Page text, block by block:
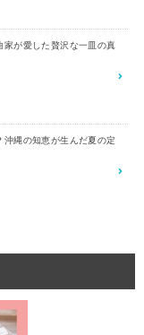
家が愛した贅沢な一皿の真
縄の知恵が生んだ夏の定